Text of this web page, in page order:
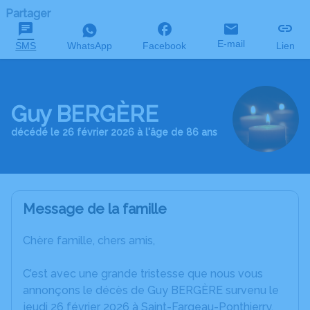
Partager
SMS WhatsApp Facebook E-mail Lien
Guy BERGÈRE
décédé le 26 février 2026 à l'âge de 86 ans
Message de la famille
Chère famille, chers amis,
C’est avec une grande tristesse que nous vous
annonçons le décès de Guy BERGÈRE survenu le
jeudi 26 février 2026 à Saint-Fargeau-Ponthierry.